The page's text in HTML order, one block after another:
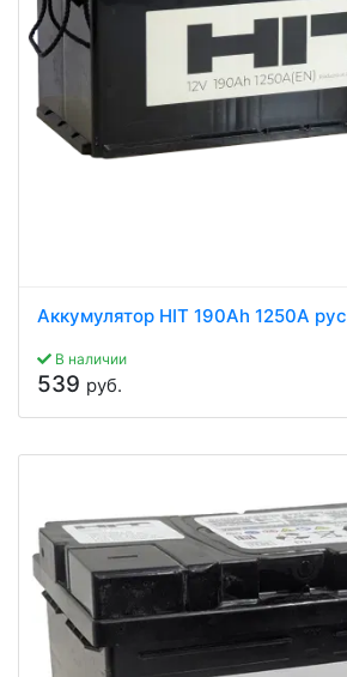
Аккумулятор HIT 190Ah 1250A рус
В наличии
539 руб.